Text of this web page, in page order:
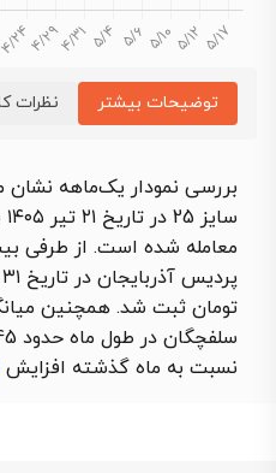
توضیحات بیشتر نظرات
بررسی نمودار یک‌ماهه
نسبت به ماه گذشته افزایش